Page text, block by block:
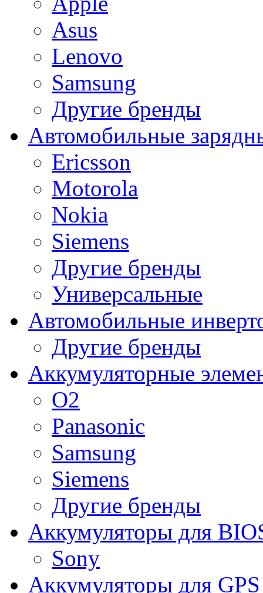
Asus
Lenovo
Samsung
Другие бренды
Автомобильные
Ericsson
Motorola
Nokia
Siemens
Другие бренды
Универсальные
Автомобильные
Другие бренды
Аккумуляторные
O2
Panasonic
Samsung
Siemens
Другие бренды
Аккумуляторы для
Sony
Аккумуляторы для GPS